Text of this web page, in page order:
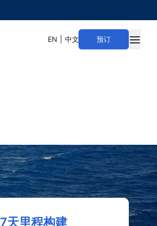
EN 中文 预订
Open
7天里程构建